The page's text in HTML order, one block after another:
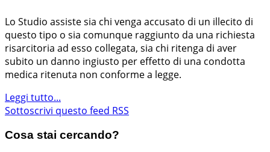
Lo Studio assiste sia chi venga accusato di un illecito di
questo tipo o sia comunque raggiunto da una richiesta
risarcitoria ad esso collegata, sia chi ritenga di aver
subito un danno ingiusto per effetto di una condotta
medica ritenuta non conforme a legge.
Leggi tutto...
Sottoscrivi questo feed RSS
Cosa stai cercando?